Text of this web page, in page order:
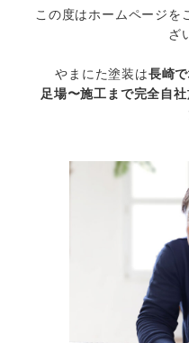
この度はホームページを
ざ
やまにた塗装は長崎
足場〜施工まで完全自